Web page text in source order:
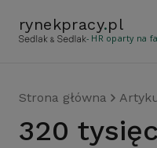
rynekpracy.pl
- HR oparty na
Strona główna
320 tysięcy Polaków